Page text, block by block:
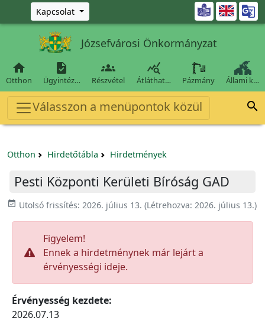
Ugrás a fő tartalomra
Kapcsolat 
Józsefvárosi Önkormányzat

Otthon

Ügyintéz…

Részvétel

Átláthat… Pázmány Állami k…
Válasszon a menüpontok közül 
Otthon Hirdetőtábla Hirdetmények
Pesti Központi Kerületi Bíróság GAD
event_available Utolsó frissítés: 2026. július 13. (Létrehozva: 2026. július 13.)
Figyelem!
Ennek a hirdetménynek már lejárt a
érvényességi ideje.
Érvényesség kezdete:
2026.07.13